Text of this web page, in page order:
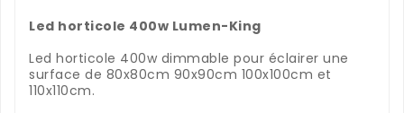
Led horticole 400w Lumen-King
Led horticole 400w dimmable pour éclairer une
surface de 80x80cm 90x90cm 100x100cm et
110x110cm.